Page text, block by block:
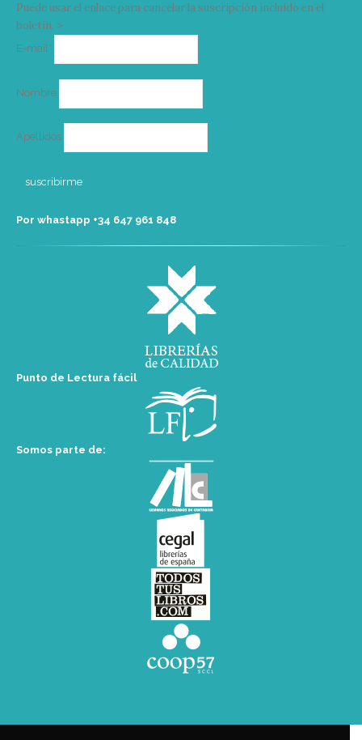
Puede usar el enlace para cancelar la suscripción incluido en el
boletín. >
E-mail*
Nombre
Apellidos
Por whastapp +34 ‭647 961 848‬
Punto de Lectura fácil
Somos parte de: